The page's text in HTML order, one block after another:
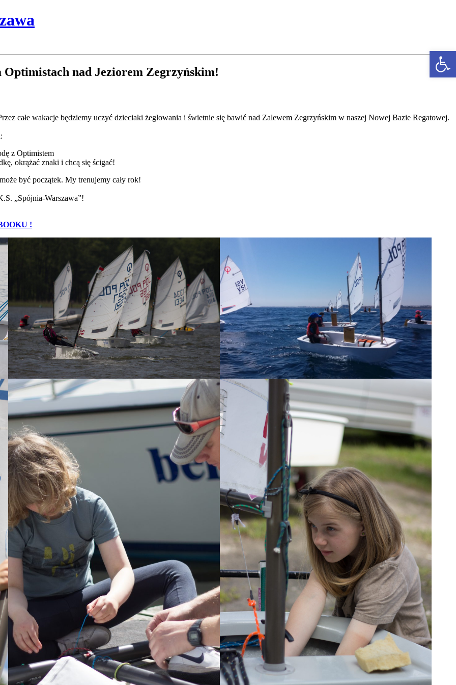
Otwórz
Optimistach nad Jeziorem Zegrzyńskim!
całe wakacje będziemy uczyć dzieciaki żeglowania i świetnie się bawić nad Zalewem Zegrzyńskim w naszej Nowej Bazie Regatowej.
z Optimistem
okrążać znaki i chcą się ścigać!
być początek. My trenujemy cały rok!
„Spójnia-Warszawa”!
!